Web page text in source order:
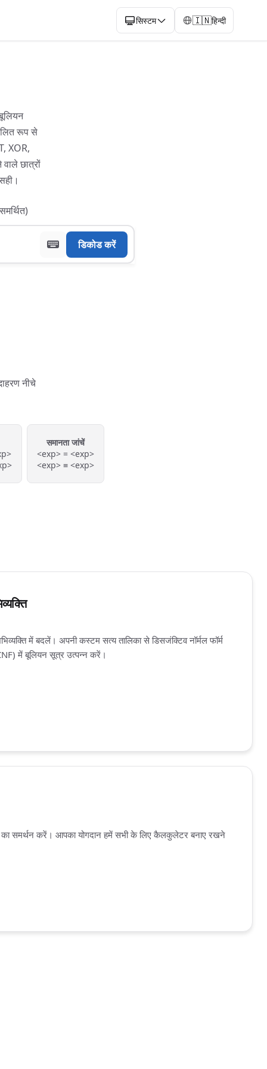
सिस्टम 🇮🇳हिन्दी
रूप से
XOR,
छात्रों
डिकोड करें
नीचे
समानता जांचें
<exp> = <exp>
<exp> ≡ <exp>
में बदलें। अपनी कस्टम सत्य तालिका से डिसजंक्टिव नॉर्मल फॉर्म
में बूलियन सूत्र उत्पन्न करें।
समर्थन करें। आपका योगदान हमें सभी के लिए कैलकुलेटर बनाए रखने